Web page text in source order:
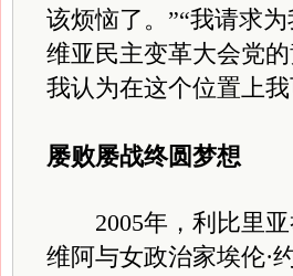
该烦恼了。”“我请求
维亚民主变革大会党
我认为在这个位置上
屡败屡战终圆梦想
2005年，利比里亚
维阿与女政治家埃伦·